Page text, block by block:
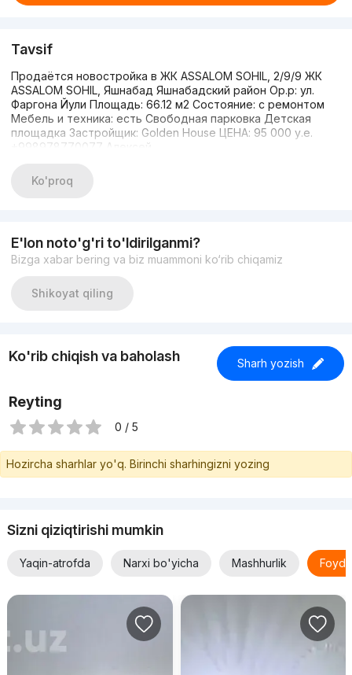
Tavsif
Продаётся новостройка в ЖК ASSALOM SOHIL, 2/9/9 ЖК
ASSALOM SOHIL, Яшнабад Яшнабадский район Ор.р: ул.
Фаргона Йули Площадь: 66.12 м2 Состояние: с ремонтом
Мебель и техника: есть Свободная парковка Детская
площадка Застройщик: Golden House ЦЕНА: 95 000 у.е.
+998978770077 Алексей
Ko'proq
E'lon noto'g'ri to'ldirilganmi?
Bizga xabar bering va biz muammoni ko‘rib chiqamiz
Shikoyat qiling
Ko'rib chiqish va baholash Sharh yozish
Reyting
0 / 5
Hozircha sharhlar yo'q. Birinchi sharhingizni yozing
Sizni qiziqtirishi mumkin
Yaqin-atrofda Narxi bo'yicha Mashhurlik